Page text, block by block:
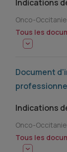
Indications
Onco-Occitanie
Tous les
Document
Indications
Onco-Occitanie
Tous les